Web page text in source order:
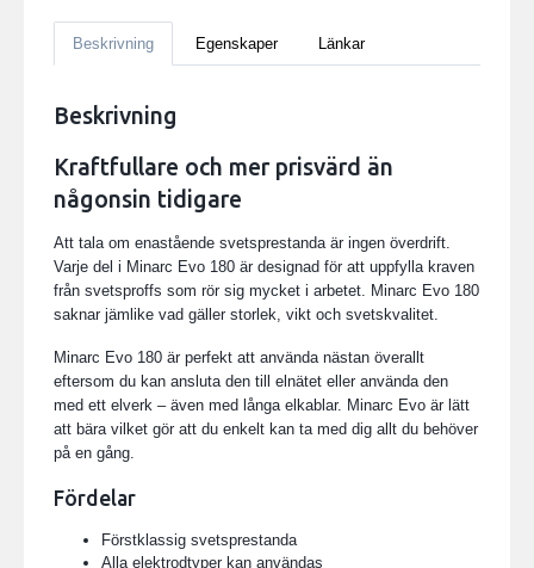
Beskrivning Egenskaper Länkar
Beskrivning
Kraftfullare och mer prisvärd än
någonsin tidigare
Att tala om enastående svetsprestanda är ingen överdrift.
Varje del i Minarc Evo 180 är designad för att uppfylla kraven
från svetsproffs som rör sig mycket i arbetet. Minarc Evo 180
saknar jämlike vad gäller storlek, vikt och svetskvalitet.
Minarc Evo 180 är perfekt att använda nästan överallt
eftersom du kan ansluta den till elnätet eller använda den
med ett elverk – även med långa elkablar. Minarc Evo är lätt
att bära vilket gör att du enkelt kan ta med dig allt du behöver
på en gång.
Fördelar
Förstklassig svetsprestanda
Alla elektrodtyper kan användas